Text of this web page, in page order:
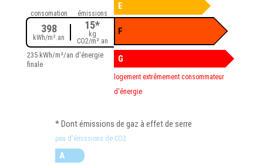
E
consomation
398
kWh/m².an
émissions
15*
kg
CO2/m².an
235 kWh/m²/an d'énergie
finale
F
G
logement extrêmement consommateur
d'énergie
* Dont émissions de gaz à effet de serre
peu d'émissions de CO2
A